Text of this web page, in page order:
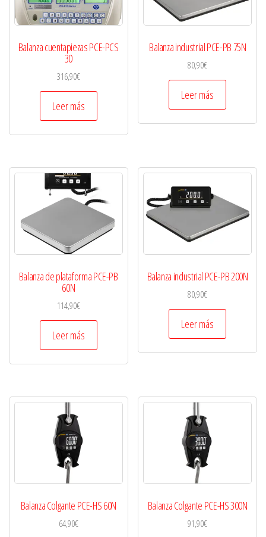
Balanza cuentapiezas PCE-PCS
30
316,90€
Leer más
Balanza industrial PCE-PB 75N
80,90€
Leer más
Balanza de plataforma PCE-PB
60N
114,90€
Leer más
Balanza industrial PCE-PB 200N
80,90€
Leer más
Balanza Colgante PCE-HS 60N
64,90€
Balanza Colgante PCE-HS 300N
91,90€